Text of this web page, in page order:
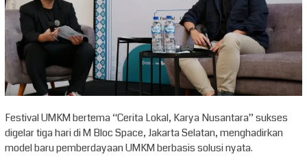
Festival UMKM bertema “Cerita Lokal, Karya Nusantara” sukses
digelar tiga hari di M Bloc Space, Jakarta Selatan, menghadirkan
model baru pemberdayaan UMKM berbasis solusi nyata.